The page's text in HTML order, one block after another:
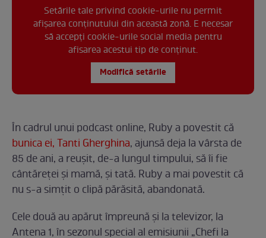
Setările tale privind cookie-urile nu permit
afișarea conținutului din această zonă. E necesar
să accepți cookie-urile social media pentru
afisarea acestui tip de conținut.
Modifică setările
În cadrul unui podcast online, Ruby a povestit că
bunica ei, Tanti Gherghina, ajunsă deja la vârsta de
85 de ani, a reușit, de-a lungul timpului, să îi fie
cântăreței și mamă, și tată. Ruby a mai povestit că
nu s-a simțit o clipă părăsită, abandonată.
Cele două au apărut împreună și la televizor, la
Antena 1, în sezonul special al emisiunii „Chefi la